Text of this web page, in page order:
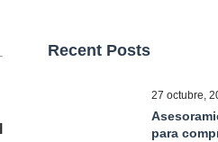
Recent Posts
27 octubre,
para